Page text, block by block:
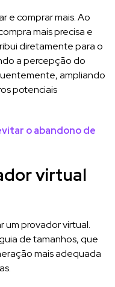
e comprar mais. Ao
mais precisa e
diretamente para o
a percepção do
ampliando
potenciais
o abandono de
virtual
um provador virtual.
de tamanhos, que
mais adequada